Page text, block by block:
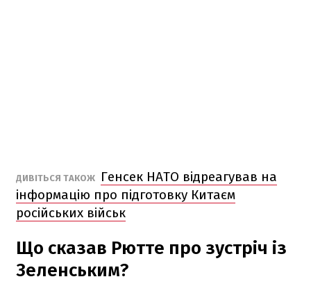
ДИВІТЬСЯ ТАКОЖ
Генсек НАТО відреагував на
інформацію про підготовку Китаєм
російських військ
Що сказав Рютте про зустріч із
Зеленським?